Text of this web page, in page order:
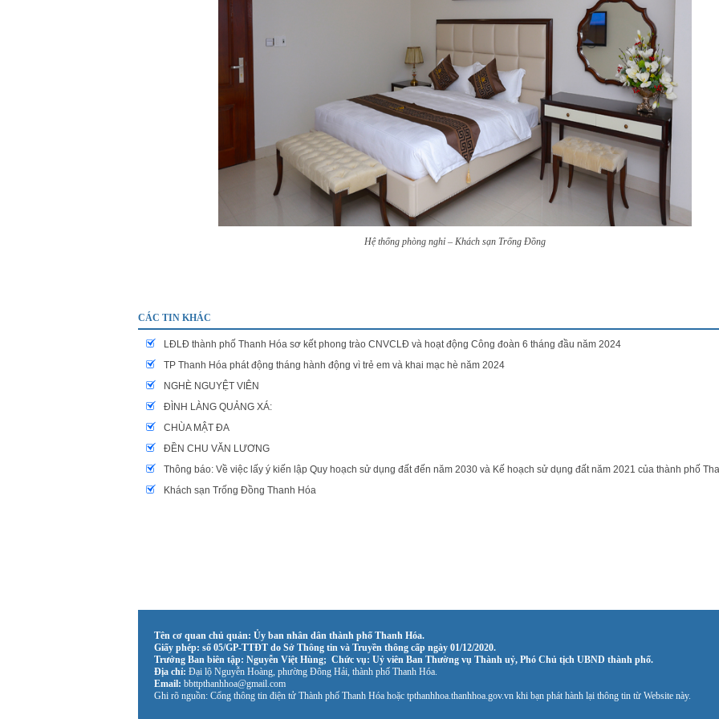
Hệ thống phòng nghỉ – Khách sạn Trống Đồng
CÁC TIN KHÁC
LĐLĐ thành phố Thanh Hóa sơ kết phong trào CNVCLĐ và hoạt động Công đoàn 6 tháng đầu năm 2024
TP Thanh Hóa phát động tháng hành động vì trẻ em và khai mạc hè năm 2024
NGHÈ NGUYỆT VIÊN
ĐÌNH LÀNG QUẢNG XÁ:
CHÙA MẬT ĐA
ĐỀN CHU VĂN LƯƠNG
Thông báo: Về việc lấy ý kiến lập Quy hoạch sử dụng đất đến năm 2030 và Kế hoạch sử dụng đất năm 2021 của thành phố
Khách sạn Trống Đồng Thanh Hóa
Tên cơ quan chủ quản: Ủy ban nhân dân thành phố Thanh Hóa.
Giấy phép: số 05/GP-TTĐT do Sở Thông tin và Truyền thông cấp ngày 01/12/2020.
Trưởng Ban biên tập: Nguyễn Việt Hùng; Chức vụ: Uỷ viên Ban Thường vụ Thành uỷ, Phó Chủ tịch UBND thành phố.
Địa chỉ: Đại lộ Nguyễn Hoàng, phường Đông Hải, thành phố Thanh Hóa.
Email: bbttpthanhhoa@gmail.com
Ghi rõ nguồn: Cổng thông tin điện tử Thành phố Thanh Hóa hoặc tpthanhhoa.thanhhoa.gov.vn khi bạn phát hành lại thông tin từ Website này.